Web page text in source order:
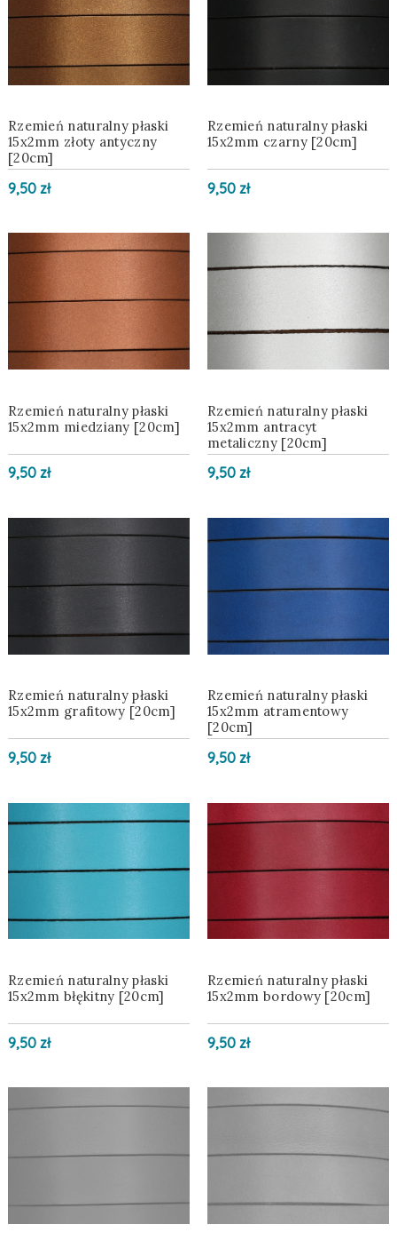
Rzemień naturalny płaski
15x2mm złoty antyczny
[20cm]
9,50 zł
Rzemień naturalny płaski
15x2mm czarny [20cm]
9,50 zł
Rzemień naturalny płaski
15x2mm miedziany [20cm]
9,50 zł
Rzemień naturalny płaski
15x2mm antracyt
metaliczny [20cm]
9,50 zł
Rzemień naturalny płaski
15x2mm grafitowy [20cm]
9,50 zł
Rzemień naturalny płaski
15x2mm atramentowy
[20cm]
9,50 zł
Rzemień naturalny płaski
15x2mm błękitny [20cm]
9,50 zł
Rzemień naturalny płaski
15x2mm bordowy [20cm]
9,50 zł